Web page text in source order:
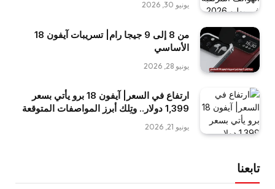
يونيو 30, 2026
من 8 إلى 9 جيجا رام| تسريبات آيفون 18
الأساسي
يونيو 28, 2026
ارتفاع في السعر| آيفون 18 برو يأتي بسعر
1,399 دولار.. وتِلك أبرز المواصفات المتوقعة
يونيو 21, 2026
تابعنا